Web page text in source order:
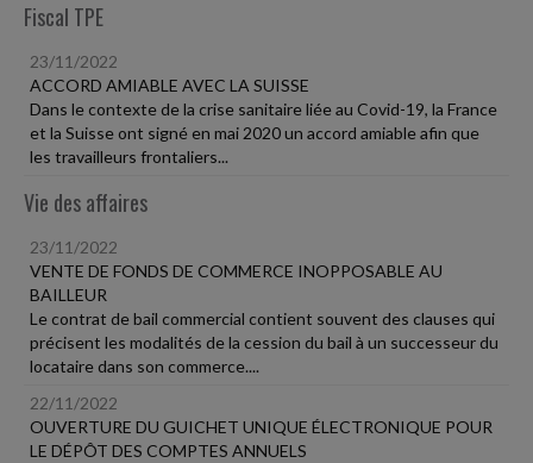
Fiscal TPE
23/11/2022
ACCORD AMIABLE AVEC LA SUISSE
Dans le contexte de la crise sanitaire liée au Covid-19, la France
et la Suisse ont signé en mai 2020 un accord amiable afin que
les travailleurs frontaliers...
Vie des affaires
23/11/2022
VENTE DE FONDS DE COMMERCE INOPPOSABLE AU
BAILLEUR
Le contrat de bail commercial contient souvent des clauses qui
précisent les modalités de la cession du bail à un successeur du
locataire dans son commerce....
22/11/2022
OUVERTURE DU GUICHET UNIQUE ÉLECTRONIQUE POUR
LE DÉPÔT DES COMPTES ANNUELS